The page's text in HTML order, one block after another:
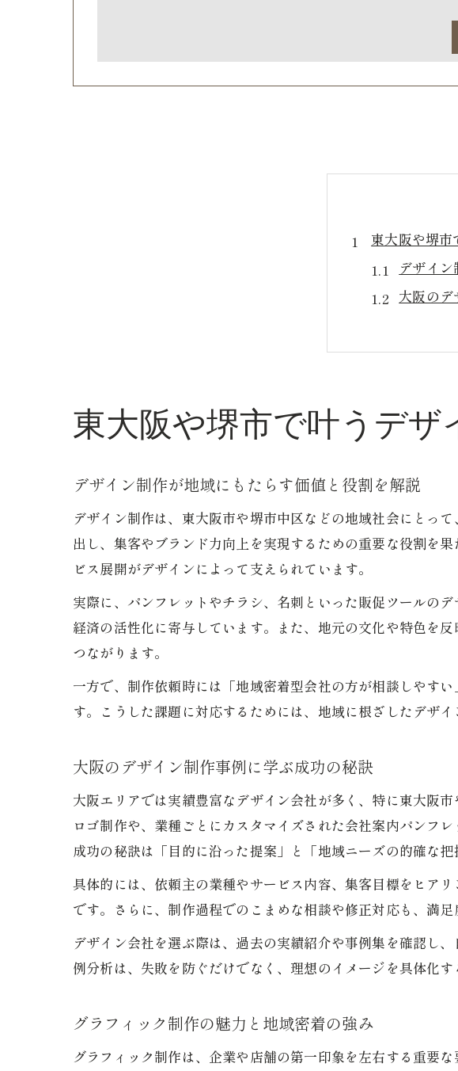
東大阪や堺市
デザイ
大阪の
グラフ
ブランデ
提案プロセ
デザイ
制作会社
グラフ
ブランデ
デザイ
依頼か
グラフ
提案内
制作提
ブラン
広告デ
理想形を実
理想の
制作現場
広告デ
東大阪や堺市で叶うデザ
デザイン制作が地域にもたらす価値と役割を解説
デザイン制作は、東大阪市や堺市中区などの地域社会にとっ
出し、集客やブランド力向上を実現するための重要な役割を
ビス展開がデザインによって支えられています。
実際に、パンフレットやチラシ、名刺といった販促ツールの
経済の活性化に寄与しています。また、地元の文化や特色を
つながります。
一方で、制作依頼時には「地域密着型会社の方が相談しやす
す。こうした課題に対応するためには、地域に根ざしたデザ
大阪のデザイン制作事例に学ぶ成功の秘訣
大阪エリアでは実績豊富なデザイン会社が多く、特に東大阪
ロゴ制作や、業種ごとにカスタマイズされた会社案内パンフ
成功の秘訣は「目的に沿った提案」と「地域ニーズの的確な把
具体的には、依頼主の業種やサービス内容、集客目標をヒア
です。さらに、制作過程でのこまめな相談や修正対応も、満
デザイン会社を選ぶ際は、過去の実績紹介や事例集を確認し
例分析は、失敗を防ぐだけでなく、理想のイメージを具体化す
グラフィック制作の魅力と地域密着の強み
グラフィック制作は、企業や店舗の第一印象を左右する重要